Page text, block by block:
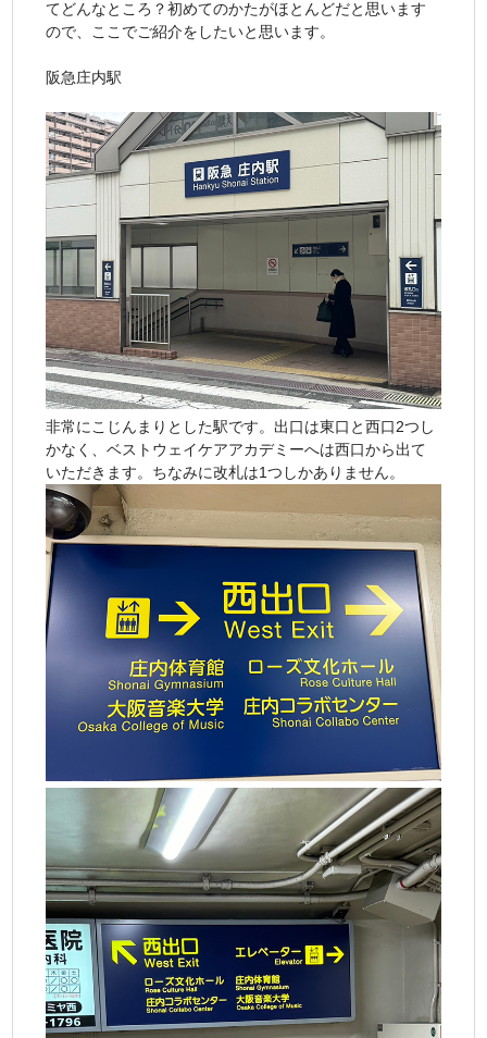
てどんなところ？初めてのかたがほとんどだと思います
ので、ここでご紹介をしたいと思います。
阪急庄内駅
非常にこじんまりとした駅です。出口は東口と西口2つし
かなく、ベストウェイケアアカデミーへは西口から出て
いただきます。ちなみに改札は1つしかありません。